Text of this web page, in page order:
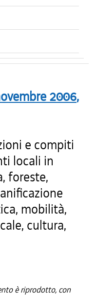
2006,
e compiti
locali in
foreste,
mobilità,
cultura,
è riprodotto, con